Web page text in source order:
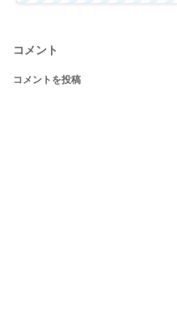
コメント
コメントを投稿